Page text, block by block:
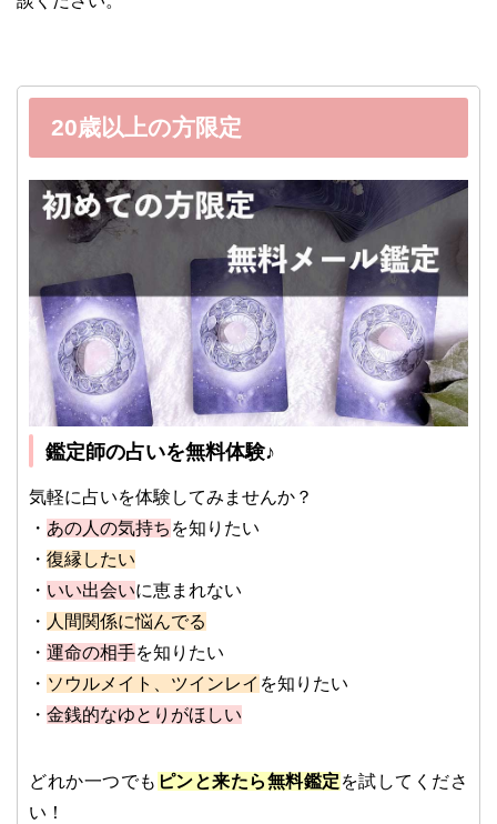
20歳以上の方限定
鑑定師の占いを無料体験♪
気軽に占いを体験してみませんか？
・ あの人の気持ち を知りたい
・ 復縁したい
・ いい出会いに恵まれない
・ 人間関係に悩んでる
・ 運命の相手を知りたい
・ ソウルメイト、ツインレイ を知りたい
・ 金銭的なゆとりがほしい
どれか一つでも ピンと来たら無料鑑定 を試してくださ
い！